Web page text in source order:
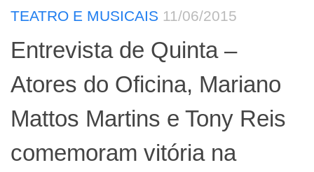
TEATRO E MUSICAIS 11/06/2015
Entrevista de Quinta –
Atores do Oficina, Mariano
Mattos Martins e Tony Reis
comemoram vitória na